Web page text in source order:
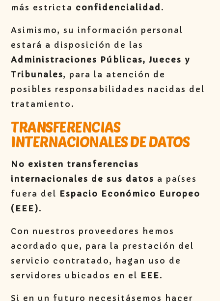
más estricta confidencialidad .
Asimismo, su información personal
estará a disposición de las
Administraciones Públicas, Jueces y
Tribunales, para la atención de
posibles responsabilidades nacidas del
tratamiento.
TRANSFERENCIAS
INTERNACIONALES DE DATOS
No existen transferencias
internacionales de sus datos a países
fuera del Espacio Económico Europeo
(EEE).
Con nuestros proveedores hemos
acordado que, para la prestación del
servicio contratado, hagan uso de
servidores ubicados en el EEE.
Si en un futuro necesitásemos hacer